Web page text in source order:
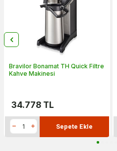
Bravilor Bonamat TH Quick Filtre
Kahve Makinesi
34.778 TL
Sepete Ekle